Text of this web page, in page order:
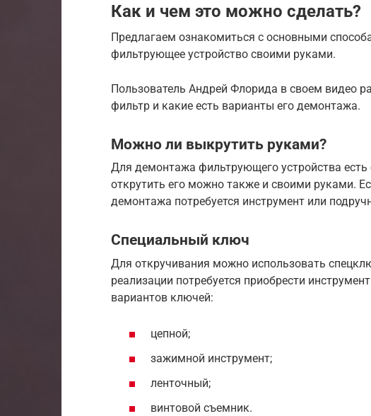
Как и чем это можно сделать?
Предлагаем ознакомиться с основными
фильтрующее устройство своими руками.
Пользователь Андрей Флорида в своем видео
фильтр и какие есть варианты его демонтажа.
Можно ли выкрутить руками?
Для демонтажа фильтрующего устройства
открутить его можно также и своими руками.
демонтажа потребуется инструмент или
Специальный ключ
Для откручивания можно использовать
реализации потребуется приобрести
вариантов ключей:
цепной;
зажимной инструмент;
ленточный;
винтовой съемник.